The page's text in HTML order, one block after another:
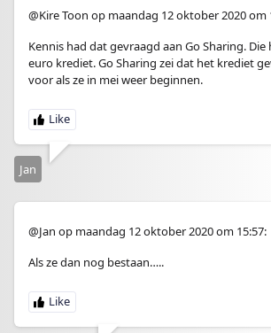
@Kire Toon op maandag 12 oktober 2020 om
Kennis had dat gevraagd aan Go Sharing.
euro krediet. Go Sharing zei dat het krediet
voor als ze in mei weer beginnen.
Jan
@Jan op maandag 12 oktober 2020 om 15:57:
Als ze dan nog bestaan…..